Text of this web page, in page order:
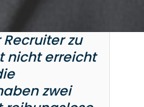
zu
nicht erreicht
zwei